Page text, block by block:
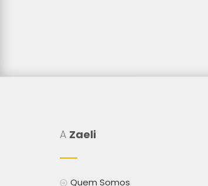
A Zaeli
Quem Somos